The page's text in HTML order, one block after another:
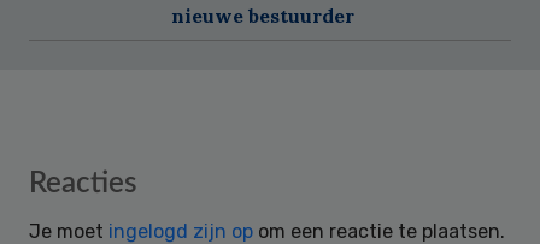
nieuwe bestuurder
Reader
Reacties
Je moet ingelogd zijn op om een reactie te plaatsen.